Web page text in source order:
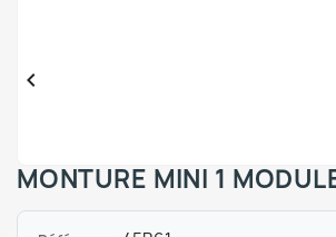

MONTURE MINI 1